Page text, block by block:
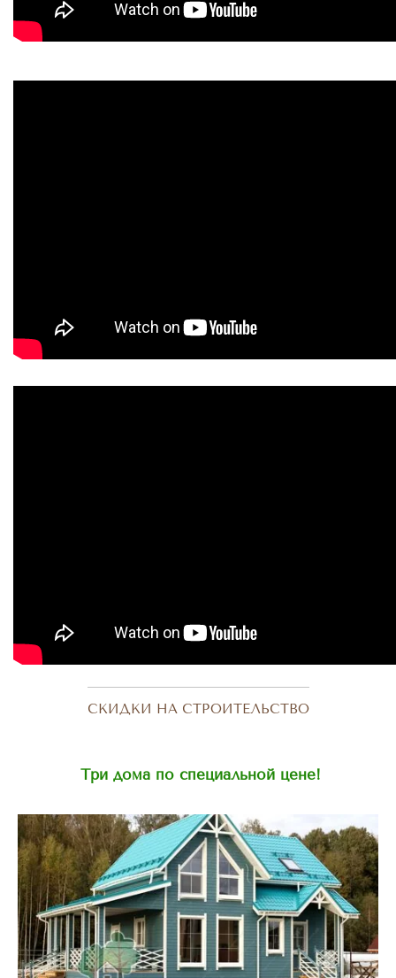
СКИДКИ НА СТРОИТЕЛЬСТВО
Три дома по специальной цене!